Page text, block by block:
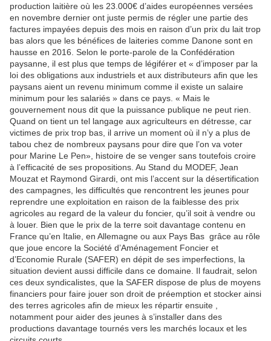
production laitière où les 23.000€ d’aides européennes versées
en novembre dernier ont juste permis de régler une partie des
factures impayées depuis des mois en raison d’un prix du lait trop
bas alors que les bénéfices de laiteries comme Danone sont en
hausse en 2016. Selon le porte-parole de la Confédération
paysanne, il est plus que temps de légiférer et « d’imposer par la
loi des obligations aux industriels et aux distributeurs afin que les
paysans aient un revenu minimum comme il existe un salaire
minimum pour les salariés » dans ce pays. « Mais le
gouvernement nous dit que la puissance publique ne peut rien.
Quand on tient un tel langage aux agriculteurs en détresse, car
victimes de prix trop bas, il arrive un moment où il n’y a plus de
tabou chez de nombreux paysans pour dire que l’on va voter
pour Marine Le Pen», histoire de se venger sans toutefois croire
à l’efficacité de ses propositions. Au Stand du MODEF, Jean
Mouzat et Raymond Girardi, ont mis l’accent sur la désertification
des campagnes, les difficultés que rencontrent les jeunes pour
reprendre une exploitation en raison de la faiblesse des prix
agricoles au regard de la valeur du foncier, qu’il soit à vendre ou
à louer. Bien que le prix de la terre soit davantage contenu en
France qu’en Italie, en Allemagne ou aux Pays Bas grâce au rôle
que joue encore la Société d’Aménagement Foncier et
d’Economie Rurale (SAFER) en dépit de ses imperfections, la
situation devient aussi difficile dans ce domaine. Il faudrait, selon
ces deux syndicalistes, que la SAFER dispose de plus de moyens
financiers pour faire jouer son droit de préemption et stocker ainsi
des terres agricoles afin de mieux les répartir ensuite ,
notamment pour aider des jeunes à s’installer dans des
productions davantage tournés vers les marchés locaux et les